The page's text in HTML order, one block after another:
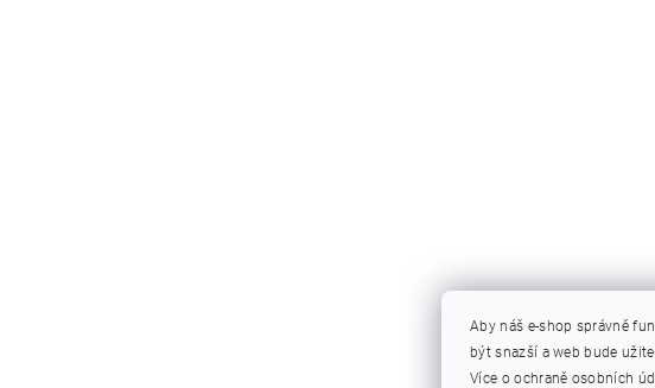
Aby náš e-shop správně
být snazší a web bude
Více o ochraně osobních